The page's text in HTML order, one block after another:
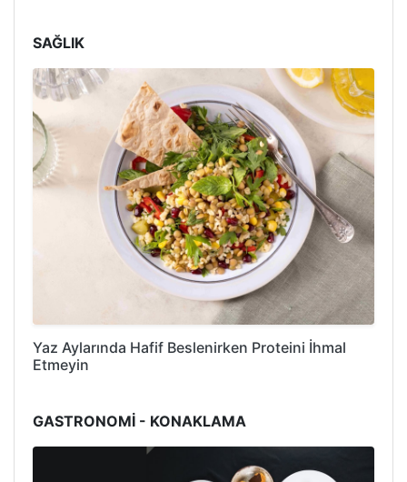
SAĞLIK
Yaz Aylarında Hafif Beslenirken Proteini İhmal
Etmeyin
GASTRONOMİ - KONAKLAMA